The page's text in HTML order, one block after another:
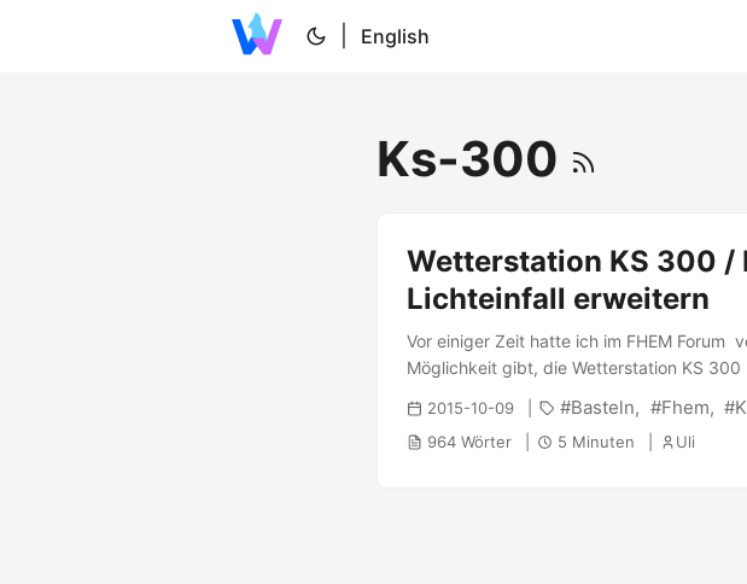
English
Ks-300
Wetterstation KS 300 /
Lichteinfall erweitern
Vor einiger Zeit hatte ich im FHEM Forum
Möglichkeit gibt, die Wetterstation KS
conrad) um die Messung des Lichteinfalls
2015-10-09 Basteln Fhem
964 Wörter 5 Minuten Uli